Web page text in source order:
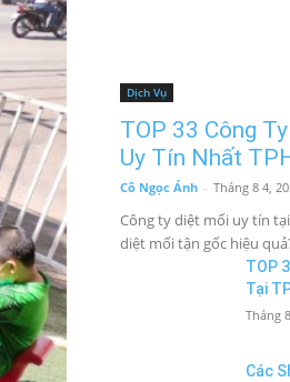
Dịch Vụ
TOP 33 Công
Uy Tín Nhất
Cô Ngọc Ánh - Tháng 8 4,
Công ty diệt mối uy tín
diệt mối tận gốc hiệu
TOP
Tại
Tháng
Các